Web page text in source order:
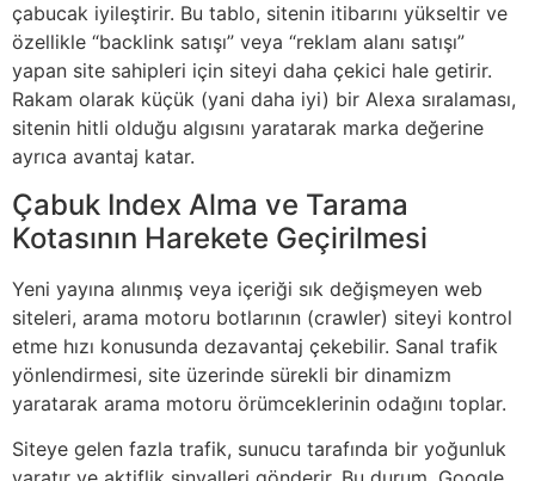
çabucak iyileştirir. Bu tablo, sitenin itibarını yükseltir ve
özellikle “backlink satışı” veya “reklam alanı satışı”
yapan site sahipleri için siteyi daha çekici hale getirir.
Rakam olarak küçük (yani daha iyi) bir Alexa sıralaması,
sitenin hitli olduğu algısını yaratarak marka değerine
ayrıca avantaj katar.
Çabuk Index Alma ve Tarama
Kotasının Harekete Geçirilmesi
Yeni yayına alınmış veya içeriği sık değişmeyen web
siteleri, arama motoru botlarının (crawler) siteyi kontrol
etme hızı konusunda dezavantaj çekebilir. Sanal trafik
yönlendirmesi, site üzerinde sürekli bir dinamizm
yaratarak arama motoru örümceklerinin odağını toplar.
Siteye gelen fazla trafik, sunucu tarafında bir yoğunluk